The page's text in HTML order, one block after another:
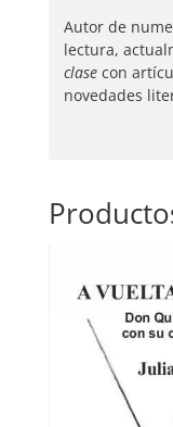
Autor de
lectura,
clasecon
novedades